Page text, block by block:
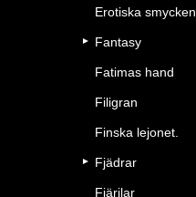
Erotiska smycken
Fantasy
Fatimas hand
Filigran
Finska lejonet.
Fjädrar
Fjärilar